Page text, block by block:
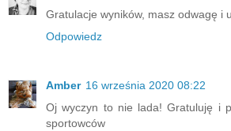
Gratulacje wyników, masz odwagę i
Odpowiedz
Amber 16 września 2020 08:22
Oj wyczyn to nie lada! Gratuluję i
sportowców